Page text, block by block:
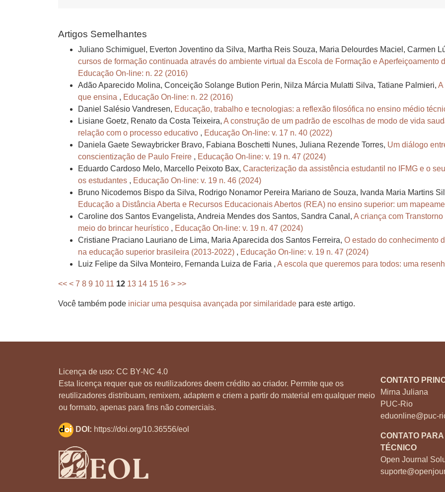
Artigos Semelhantes
Juliano Schimiguel, Everton Joventino da Silva, Martha Reis Souza, Maria Delourdes Maciel, Carmen
cursos de formação continuada através do ambiente virtual da Escola de Formação e Aperfeiçoamento
Educação On-line: n. 22 (2016)
Adão Aparecido Molina, Conceição Solange Bution Perin, Nilza Márcia Mulatti Silva, Tatiane Palmieri, A
que ensina , Educação On-line: n. 22 (2016)
Daniel Salésio Vandresen, Educação, trabalho e tecnologias: a reflexão filosófica no ensino médio
Lisiane Goetz, Renato da Costa Teixeira, A construção de um padrão de escolhas de modo de vida
relação com o processo educativo , Educação On-line: v. 17 n. 40 (2022)
Daniela Gaete Sewaybricker Bravo, Fabiana Boschetti Nunes, Juliana Rezende Torres, Um diálogo
conscientização de Paulo Freire , Educação On-line: v. 19 n. 47 (2024)
Eduardo Cardoso Melo, Marcello Peixoto Bax, Caracterização da assistência estudantil no IFMG e o
os estudantes , Educação On-line: v. 19 n. 46 (2024)
Bruno Nicodemos Bispo da Silva, Rodrigo Nonamor Pereira Mariano de Souza, Ivanda Maria Martins
Educação a Distância Aberta e Recursos Educacionais Abertos (REA) no ensino superior: um
Caroline dos Santos Evangelista, Andreia Mendes dos Santos, Sandra Canal, A criança com
meio do brincar heurístico , Educação On-line: v. 19 n. 47 (2024)
Cristiane Praciano Lauriano de Lima, Maria Aparecida dos Santos Ferreira, O estado do conhecimento
na educação superior brasileira (2013-2022) , Educação On-line: v. 19 n. 47 (2024)
Luiz Felipe da Silva Monteiro, Fernanda Luiza de Faria , A escola que queremos para todos: uma
<< < 7 8 9 10 11 12 13 14 15 16 > >>
Você também pode iniciar uma pesquisa avançada por similaridade para este artigo.
Licença de uso: CC BY-NC 4.0
Esta licença requer que os reutilizadores deem crédito ao criador. Permite que os
reutilizadores distribuam, remixem, adaptem e criem a partir do material em qualquer meio
ou formato, apenas para fins não comerciais.
CONTATO
Mirna Juliana
PUC-Rio
eduonline@puc-
CONTATO
TÉCNICO
Open Journal
DOI: https://doi.org/10.36556/eol